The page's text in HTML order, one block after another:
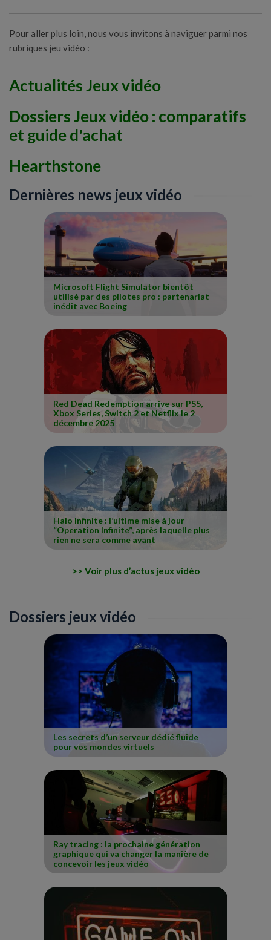
Pour aller plus loin, nous vous invitons à naviguer parmi nos
rubriques jeu vidéo :
Actualités Jeux vidéo
Dossiers Jeux vidéo : comparatifs
et guide d'achat
Hearthstone
Dernières news jeux vidéo
Microsoft Flight Simulator bientôt
utilisé par des pilotes pro : partenariat
inédit avec Boeing
Red Dead Redemption arrive sur PS5,
Xbox Series, Switch 2 et Netflix le 2
décembre 2025
Halo Infinite : l’ultime mise à jour
“Operation Infinite”, après laquelle plus
rien ne sera comme avant
Voir plus d’actus jeux vidéo
Dossiers jeux vidéo
Les secrets d’un serveur dédié fluide
pour vos mondes virtuels
Ray tracing : la prochaine génération
graphique qui va changer la manière de
concevoir les jeux vidéo